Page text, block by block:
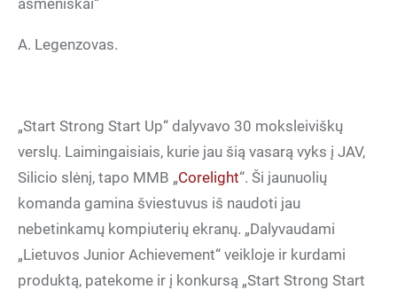
asmeniškai“
A. Legenzovas.
„Start Strong Start Up“ dalyvavo 30 moksleiviškų
verslų. Laimingaisiais, kurie jau šią vasarą vyks į JAV,
Silicio slėnį, tapo MMB „Corelight“. Ši jaunuolių
komanda gamina šviestuvus iš naudoti jau
nebetinkamų kompiuterių ekranų. „Dalyvaudami
„Lietuvos Junior Achievement“ veikloje ir kurdami
produktą, patekome ir į konkursą „Start Strong Start